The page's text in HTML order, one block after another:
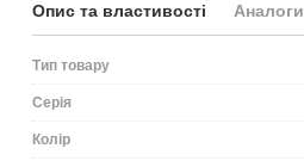
Опис та властивості Аналоги
Тип товару
Серія
Колір